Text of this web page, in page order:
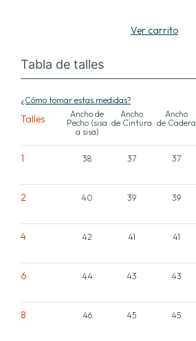
Ver carrito
Tabla de talles
¿Cómo tomar estas medidas?
Talles
Ancho de
Pecho (sisa
a sisa)
Ancho
de Cintura
Ancho
de Cadera
1 38 37 37
2 40 39 39
4 42 41 41
6 44 43 43
8 46 45 45